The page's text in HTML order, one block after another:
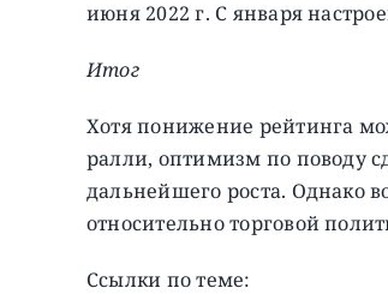
июня 2022 г. С января
Итог
Хотя понижение рейтинга
ралли, оптимизм по поводу
дальнейшего роста. Однако
относительно торговой
Ссылки по теме: